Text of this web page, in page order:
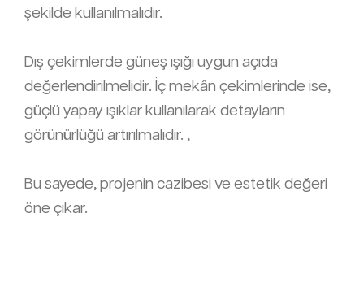
şekilde kullanılmalıdır.
Dış çekimlerde güneş ışığı uygun açıda
değerlendirilmelidir. İç mekân çekimlerinde ise,
güçlü yapay ışıklar kullanılarak detayların
görünürlüğü artırılmalıdır. ,
Bu sayede, projenin cazibesi ve estetik değeri
öne çıkar.